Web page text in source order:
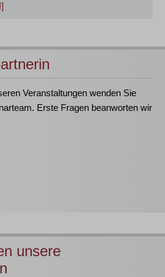
Veranstaltungen wenden Sie
Erste Fragen beanworten wir
unsere